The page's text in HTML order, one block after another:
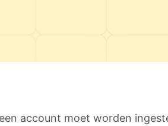
account moet worden